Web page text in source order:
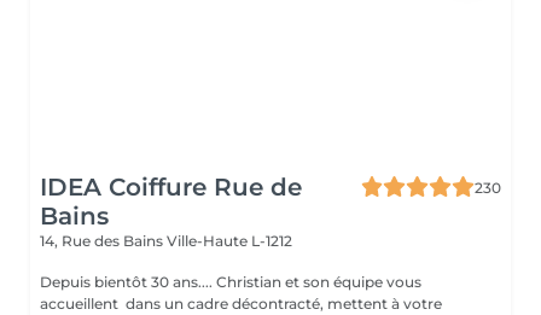
IDEA Coiffure Rue de
Bains
230
14, Rue des Bains Ville-Haute L-1212
Depuis bientôt 30 ans.... Christian et son équipe vous
accueillent dans un cadre décontracté, mettent à votre